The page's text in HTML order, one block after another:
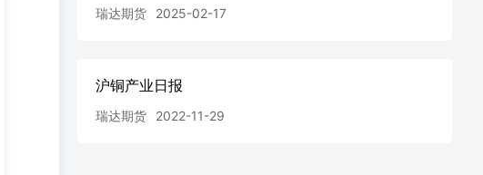
产量:铜
,亿元)
IV隐含
1、国
内投资
低保等
策，退
办理离
倍。3、
瑞达期货 2025-02-17
沪铜产业日报
瑞达期货 2022-11-29